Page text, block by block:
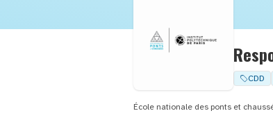
CDD
École nationale des ponts et